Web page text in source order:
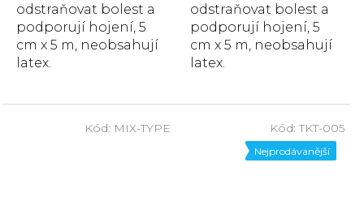
odstraňovat bolest a
podporují hojení, 5
cm x 5 m, neobsahují
latex.
odstraňovat bolest a
podporují hojení, 5
cm x 5 m, neobsahují
latex.
Kód: MIX-TYPE
Nejprodávanější
Kód:TKT-005